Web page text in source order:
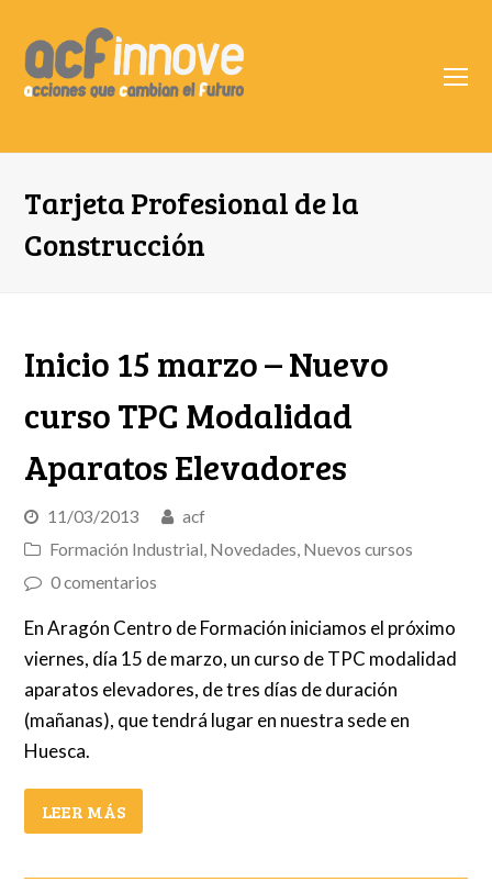
Tarjeta Profesional de la
Construcción
Inicio 15 marzo – Nuevo
curso TPC Modalidad
Aparatos Elevadores
11/03/2013
acf
Formación Industrial, Novedades, Nuevos cursos
0 comentarios
En Aragón Centro de Formación iniciamos el próximo
viernes, día 15 de marzo, un curso de TPC modalidad
aparatos elevadores, de tres días de duración
(mañanas), que tendrá lugar en nuestra sede en
Huesca.
LEER MÁS